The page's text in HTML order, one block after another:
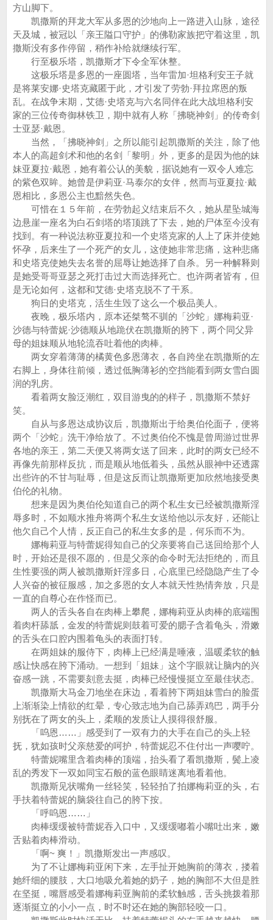
方山脚下。
凯撒斯的拜龙大军从多恩的沙地向上一路进入山脉，途径
天及城，被冠以「亲王隘口守护」的佛勒家族把守着这里，凯
撒斯没有多作停留，稍作补给就继续行军。
行至极乐塔，凯撒斯才下令全军休整。
这极乐塔是多恩的一座圆塔，当年雷加·坦格利安王子就
是将莱安娜·史塔克藏匿于此，才引发了劳勃·拜拉席恩的叛
乱。在战争末期，艾德·史塔克与六名同伴在此大战坦格利安
家的三位传奇御林铁卫，期中就有人称「拂晓神剑」的传奇剑
士亚瑟·戴恩。
当然，「拂晓神剑」之所以能引起凯撒斯的关注，除了他
本人的高超剑术和他的名剑「黎明」外，更多的是因为他的妹
妹亚夏拉·戴恩，她有着公认的美貌，据说她有一双令人难忘
的紫色双眸。她曾是伊莉亚·马泰尔的女伴，然而与亚夏拉·戴
恩相比，多恩公主也黯然失色。
可惜在１５年前，在劳勃起义结束后不久，她从星坠城海
边悬崖一座名为白石剑塔的塔顶跳了下去，她的尸体至今没有
找到。有一种说法称亚夏拉和一个史塔克家的人上了床并使她
怀孕，后来生了一个死产的女儿，这使她非常悲痛，这种悲痛
和史塔克使她失去名誉的屈辱让她选择了自杀。另一种解释则
是她受哥哥亚瑟之死打击过大而选择死亡。也许两者皆有，但
是无论如何，这都和艾德·史塔克脱不了干系。
狗日的史塔克，活生生毁了这么一个极品美人。
夜晚，极乐塔内，原本还桀骜不驯的「沙蛇」娜梅莉亚·
沙德与特蕾妮·沙德顺从地跪伏在凯撒斯的胯下，两个同父异
母的姐妹顺从地轮流吞吐着他的肉棒。
两女穿着薄薄的橘黄色多恩薄衣，各自跨坐在凯撒斯的左
右脚上，身体往前倾，透过低胸薄衫的空挡能看到两女雪白圆
润的乳房。
看着两女脸泛潮红，双目游曳的的样子，凯撒斯不禁好
笑。
自从与多恩达成协议后，凯撒斯出于给奥伯伦面子，便将
两个「沙蛇」洗干净给放了。不过奥伯伦不愧是曾周游过世界
各地的亲王，第二天便又将两女送了回来，此时的两女已经不
再像先前那样反抗，而是顺从地低着头，虽然从眼神中还透露
出些许的不甘与耻辱，但是这反而让凯撒斯更加欣然地接受奥
伯伦的礼物。
想来是因为奥伯伦知道自己的两个私生女已经被凯撒斯淫
辱多时，不如顺水推舟将两个私生女送给他以示友好，还能让
他欠自己个人情，反正自己的私生女多的是，何乐而不为。
娜梅莉亚与特蕾妮得知自己的父亲要将自己送回给那个人
时，开始还是很不愿的，但是父亲的命令时无法拒绝的，而且
生性要强的两人被凯撒斯奸淫多日，心底里已经隐隐产生了令
人兴奋的被征服感，加之多恩的女人本就天性热情奔放，只是
一直的自尊心在作怪而已。
两人的舌头各自在肉棒上攀爬，娜梅莉亚从肉棒的底端围
着肉杆舔舐，金发的特蕾妮则鼓着可爱的腮子含着龟头，滑嫩
的舌头在口腔内围着龟头的表面打转。
在两姐妹的服侍下，肉棒上已经满是唾液，温暖柔软的触
感让快感在胯下涌动。一想到「姐妹」这个字眼就让脑内的兴
奋感一跳，不需要刻意去挺，肉棒已经慢慢挺立至最佳状态。
凯撒斯大马金刀地坐在床边，看着胯下两姐妹雪白的脸蛋
上渐渐染上情欲的红晕，专心致志地为自己舔弄鸡巴，两手分
别抚在了两女的头上，柔顺的发质让人摸得很舒服。
「呜恩……」感受到了一双有力的大手在自己的头上轻
抚，犹如孩时父亲慈爱的呵护，特蕾妮忍不住付出一声嘤咛。
特蕾妮嘴里含着肉棒的顶端，抬头看了看凯撒斯，鬓上凌
乱的秀发下一双如同宝石般的蓝色眼睛迷离地看着他。
凯撒斯见状嘴角一丝轻笑，轻轻拍了拍娜梅莉亚的头，右
手扶着特蕾妮的脑袋往自己的胯下按。
「呼呜恩……」
肉棒缓缓被特蕾妮吞入口中，又缓缓嘟着小嘴吐出来，嫩
舌贴着肉棒滑动。
「啊~ 爽！」凯撒斯发出一声感叹。
为了不让娜梅莉亚闲下来，左手扯开她胸前的薄衣，搂着
她纤细的腰肢，大口地吸允着她的奶子，她的胸部不大但是胜
在坚挺，嘴唇感受着娜梅莉亚胸前的柔软触感，舌头挑拨着那
逐渐挺立的小小一点，时不时还在她的胸部轻咬一口。